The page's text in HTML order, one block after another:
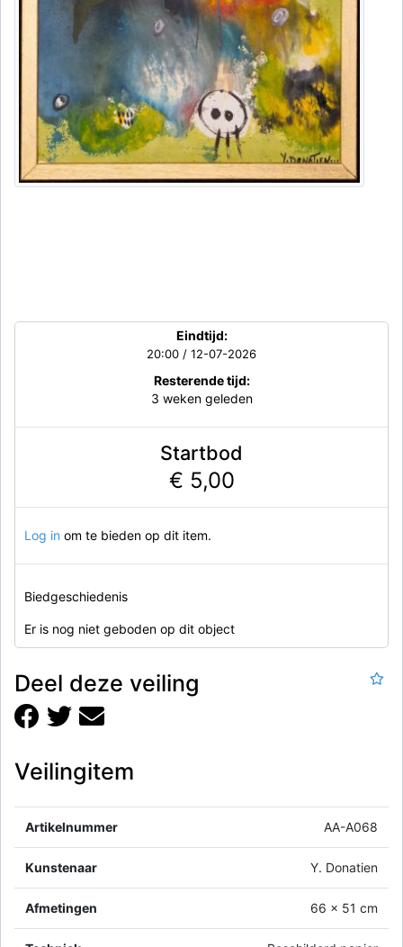
Eindtijd:
20:00 / 12-07-2026
Resterende tijd:
3 weken geleden
Startbod
€ 5,00
Log in om te bieden op dit item.
Biedgeschiedenis
Er is nog niet geboden op dit object
Deel deze veiling
Veilingitem
Artikelnummer AA-A068
Kunstenaar Y. Donatien
Afmetingen 66 x 51 cm